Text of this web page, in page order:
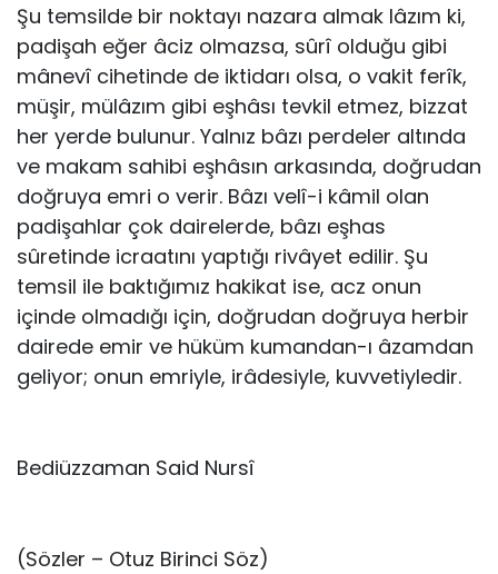
Şu temsilde bir noktayı nazara almak lâzım ki,
padişah eğer âciz olmazsa, sûrî olduğu gibi
mânevî cihetinde de iktidarı olsa, o vakit ferîk,
müşir, mülâzım gibi eşhâsı tevkil etmez, bizzat
her yerde bulunur. Yalnız bâzı perdeler altında
ve makam sahibi eşhâsın arkasında, doğrudan
doğruya emri o verir. Bâzı velî-i kâmil olan
padişahlar çok dairelerde, bâzı eşhas
sûretinde icraatını yaptığı rivâyet edilir. Şu
temsil ile baktığımız hakikat ise, acz onun
içinde olmadığı için, doğrudan doğruya herbir
dairede emir ve hüküm kumandan-ı âzamdan
geliyor; onun emriyle, irâdesiyle, kuvvetiyledir.
Bediüzzaman Said Nursî
(Sözler – Otuz Birinci Söz)